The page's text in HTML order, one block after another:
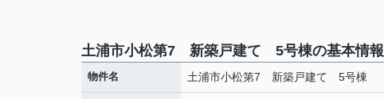
土浦市小松第7 新築戸建て 5号棟の基本情報
物件名 土浦市小松第7 新築戸建て 5号棟